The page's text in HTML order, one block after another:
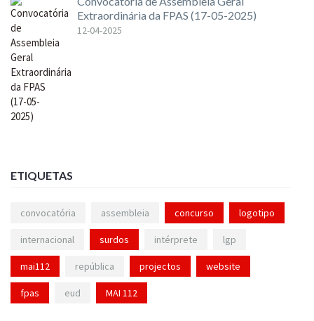
Extraordinária da FPAS (17-05-2025)
12-04-2025
ETIQUETAS
convocatória assembleia concurso logotipo
internacional surdos intérprete lgp
mai112 república projectos website
fpas eud MAI 112